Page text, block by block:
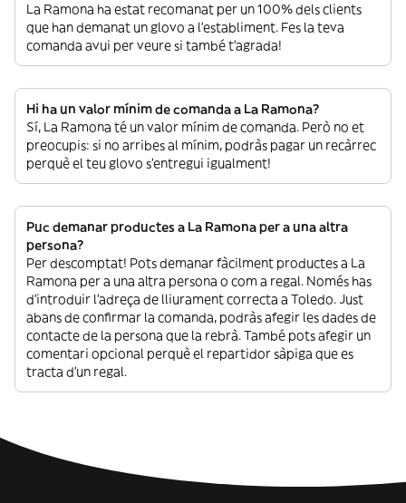
La Ramona ha estat recomanat per un 100% dels clients
que han demanat un glovo a l’establiment. Fes la teva
comanda avui per veure si també t’agrada!
Hi ha un valor mínim de comanda a La Ramona?
Sí, La Ramona té un valor mínim de comanda. Però no et
preocupis: si no arribes al mínim, podràs pagar un recàrrec
perquè el teu glovo s’entregui igualment!
Puc demanar productes a La Ramona per a una altra
persona?
Per descomptat! Pots demanar fàcilment productes a La
Ramona per a una altra persona o com a regal. Només has
d’introduir l’adreça de lliurament correcta a Toledo. Just
abans de confirmar la comanda, podràs afegir les dades de
contacte de la persona que la rebrà. També pots afegir un
comentari opcional perquè el repartidor sàpiga que es
tracta d’un regal.